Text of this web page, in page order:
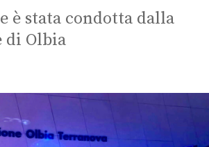
è stata condotta dalla
Olbia